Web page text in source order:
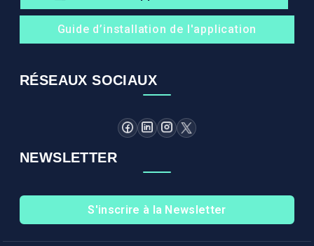
Guide d’installation de l'application
RÉSEAUX SOCIAUX
NEWSLETTER
S'inscrire à la Newsletter